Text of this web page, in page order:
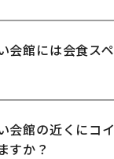
会館には会食ス
会館の近くにコ
すか？